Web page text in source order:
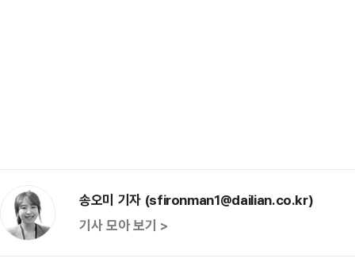
송오미 기자 (sfironman1@dailian.co.kr)
기사 모아 보기 >